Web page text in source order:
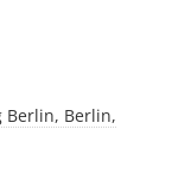
Berlin, Berlin,